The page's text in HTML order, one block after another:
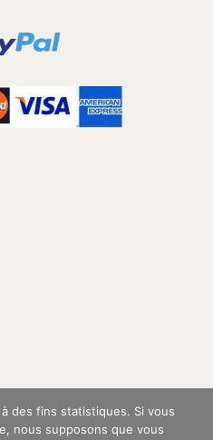
des fins statistiques. Si vous
nous supposons que vous